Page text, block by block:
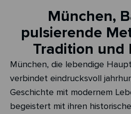
München,
pulsierende
Tradition und
München, die lebendige
verbindet eindrucksvoll
Geschichte mit modernem
begeistert mit ihren